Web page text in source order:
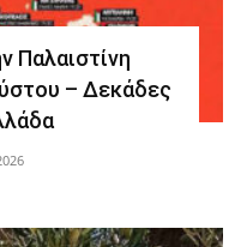
Παλαιστίνη
– Δεκάδες